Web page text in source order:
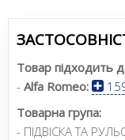
Товар підходить
- Alfa Romeo:
Товарна група:
- ПІДВІСКА ТА